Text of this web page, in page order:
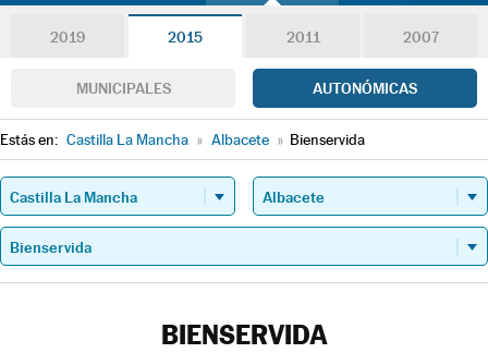
2019 2015 2011 2007
MUNICIPALES AUTONÓMICAS
Estás en: Castilla La Mancha » Albacete » Bienservida
BIENSERVIDA